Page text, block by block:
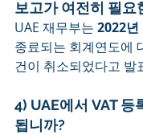
보고가 여전히 필요
UAE 재무부는 2022년
종료되는 회계연도에
건이 취소되었다고 발
4) UAE에서 VAT 등
됩니까?